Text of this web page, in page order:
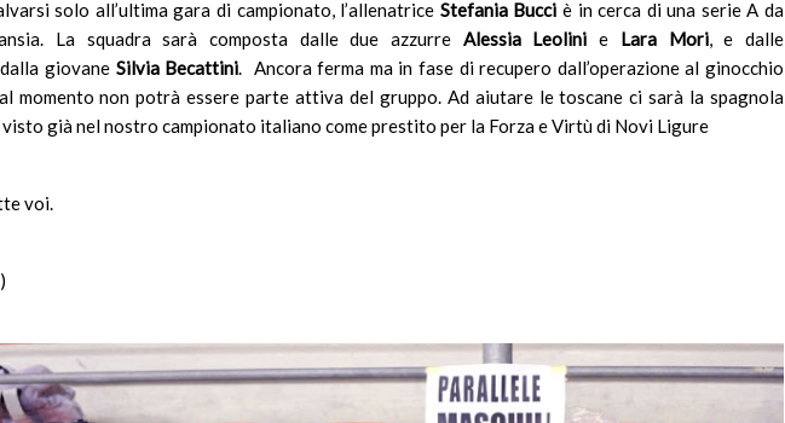
solo all’ultima gara di campionato, l’allenatrice Stefania Bucci è in cerca di una serie A da
La squadra sarà composta dalle due azzurre Alessia Leolini e Lara Mori, e dalle
giovane Silvia Becattini. Ancora ferma ma in fase di recupero dall’operazione al ginocchio
momento non potrà essere parte attiva del gruppo. Ad aiutare le toscane ci sarà la spagnola
già nel nostro campionato italiano come prestito per la Forza e Virtù di Novi Ligure
voi.